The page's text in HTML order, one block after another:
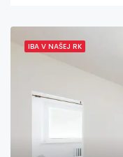
IBA V NAŠEJ RK